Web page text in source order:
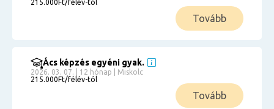
215.000Ft/félév-tól
Tovább
Ács képzés egyéni gyak.
2026. 03. 07. | 12 hónap | Miskolc
215.000Ft/félév-tól
Tovább